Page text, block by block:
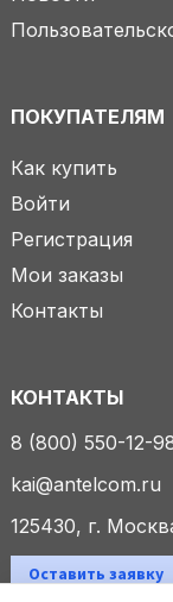
ПОКУПАТЕЛЯМ
Как купить
Войти
Регистрация
Мои заказы
Контакты
КОНТАКТЫ
8 (800) 550-12-
kai@antelcom.ru
125430, г.
Оставить заявку